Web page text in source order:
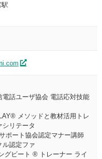
話ユーザ協会 電話応対技能
メソッドと教材活用トレ
シリテータ
ポート協会認定マナー講師
ル認定ファ
グビート ® トレーナー ライ